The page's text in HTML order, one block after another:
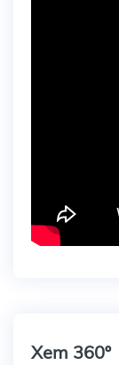
Xem 360º